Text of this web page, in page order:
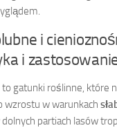
i
i
to gatunki roślinne, które
wzrostu w warunkach
partiach lasów